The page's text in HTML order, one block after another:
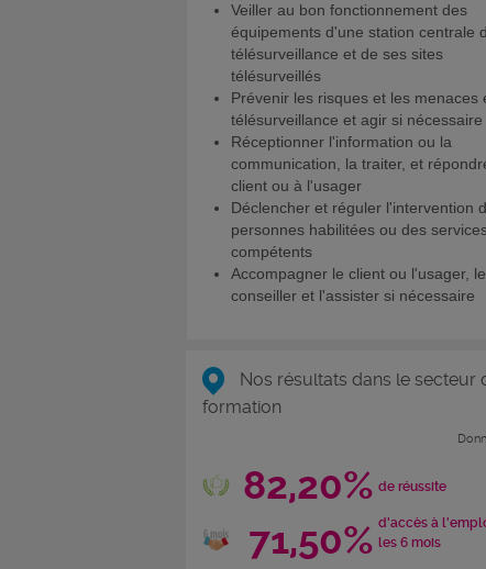
Veiller au bon fonctionnement des
équipements d'une station centrale
télésurveillance et de ses sites
télésurveillés
Prévenir les risques et les menaces
télésurveillance et agir si nécessaire
Réceptionner l'information ou la
communication, la traiter, et
client ou à l'usager
Déclencher et réguler l'intervention
personnes habilitées ou des
compétents
Accompagner le client ou l'usager, le
conseiller et l'assister si nécessaire
Nos résultats dans le secteur
formation
82,20% de réussite
71,50% d'accès à
les 6 mois